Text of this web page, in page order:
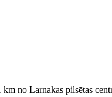
no Larnakas pilsētas